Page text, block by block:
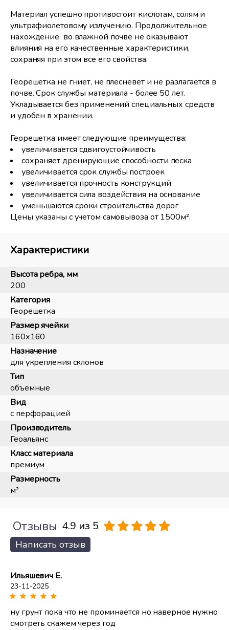
Материал успешно противостоит кислотам, солям и
ультрафиолетовому излучению. Продолжительное
нахождение во влажной почве не оказывают
влияния на его качественные характеристики,
сохраняя при этом все его свойства.
Георешетка не гниет, не плесневет и не разлагается в
почве. Срок службы материала - более 50 лет.
Укладывается без применений специальных средств
и удобен в хранении.
Георешетка имеет следующие преимущества:
увеличивается сдвигоустойчивость
сохраняет дренирующие способности песка
увеличивается срок службы построек
увеличивается прочность конструкций
увеличивается сила воздействия на основание
уменьшаются сроки строительства дорог
Цены указаны с учетом самовывоза от 1500м².
Характеристики
Высота ребра, мм
200
Категория
Георешетка
Размер ячейки
160х160
Назначение
для укрепления склонов
Тип
объемные
Вид
с перфорацией
Производитель
Геоальянс
Класс материала
премиум
Размерность
м²
Отзывы 4.9 из 5
Написать отзыв
Ильяшевич Е.
23-11-2025
ну грунт пока что не проминается но наверное нужно
смотреть скажем через год